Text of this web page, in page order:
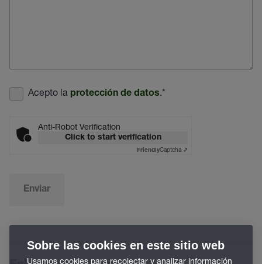
Acepto la protección de datos.*
Anti-Robot Verification
Click to start verification
FriendlyCaptcha ⇗
Enviar
Sobre las cookies en este sitio web
Usamos cookies para recolectar y analizar información